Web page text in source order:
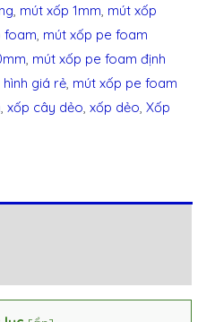
mút xốp 1mm mút xốp
foam mút xốp pe foam
mút xốp pe foam định
giá rẻ mút xốp pe foam
,xốp cây dẻo ,xốp dẻo ,Xốp